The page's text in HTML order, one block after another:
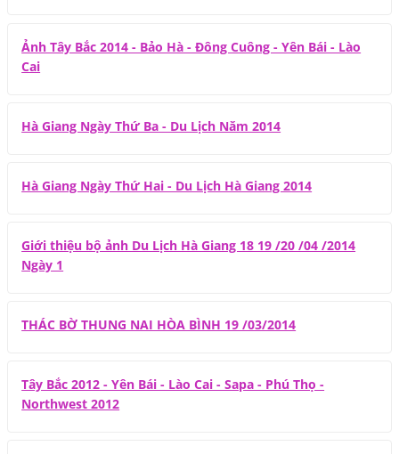
Ảnh Tây Bắc 2014 - Bảo Hà - Đông Cuông - Yên Bái - Lào
Cai
Hà Giang Ngày Thứ Ba - Du Lịch Năm 2014
Hà Giang Ngày Thứ Hai - Du Lịch Hà Giang 2014
Giới thiệu bộ ảnh Du Lịch Hà Giang 18 19 /20 /04 /2014
Ngày 1
THÁC BỜ THUNG NAI HÒA BÌNH 19 /03/2014
Tây Bắc 2012 - Yên Bái - Lào Cai - Sapa - Phú Thọ -
Northwest 2012